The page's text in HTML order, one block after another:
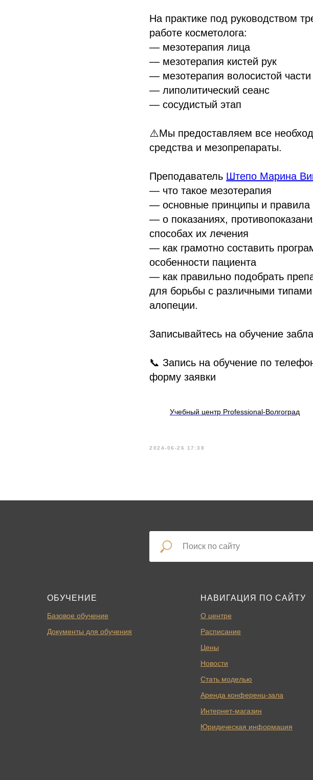
На практике под руководством
работе косметолога:
— мезотерапия лица
— мезотерапия кистей рук
— мезотерапия волосистой
— липолитический сеанс
— сосудистый этап
⚠️Мы предоставляем все
средства и мезопрепараты.
Преподаватель Штепо Марина
— что такое мезотерапия
— основные принципы и правила
— о показаниях,
способах их лечения
— как грамотно составить
особенности пациента
— как правильно подобрать
для борьбы с различными
алопеции.
Записывайтесь на обучение
📞 Запись на обучение по
форму заявки
Учебный центр Professional-Волгоград
2024-06-26 17:38
ОБУЧЕНИЕ
Базовое обучение
Документы для обучения
НАВИГАЦИЯ ПО САЙТУ
О центре
Расписание
Цены
Новости
Стать моделью
Аренда конференц-зала
Интернет-магазин
Юридическая информация